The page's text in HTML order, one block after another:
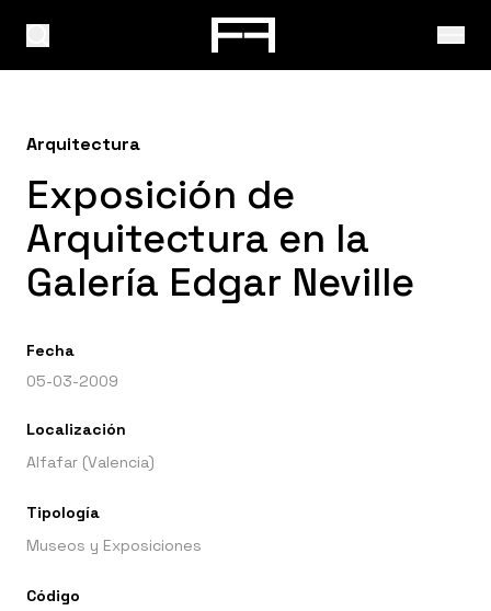
Arquitectura
Exposición de
Arquitectura en la
Galería Edgar Neville
Fecha
05-03-2009
Localización
Alfafar (Valencia)
Tipología
Museos y Exposiciones
Código